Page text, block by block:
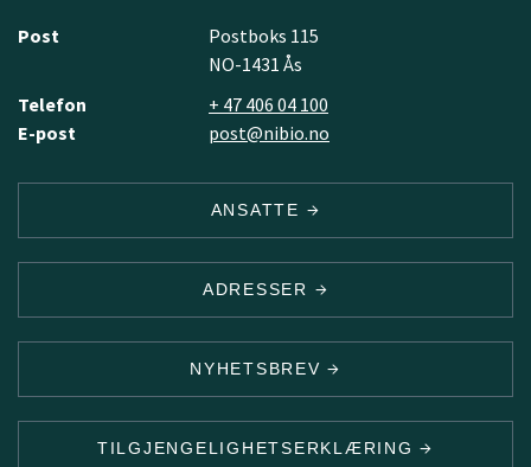
Post
Postboks 115
NO-1431 Ås
Telefon
+ 47 406 04 100
E-post
post@nibio.no
ANSATTE
ADRESSER
NYHETSBREV
TILGJENGELIGHETSERKLÆRING